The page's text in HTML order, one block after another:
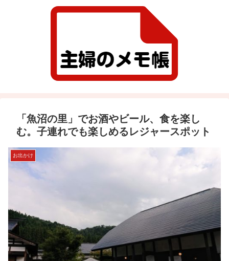
「魚沼の里」でお酒やビール、食を楽し
む。子連れでも楽しめるレジャースポット
お出かけ